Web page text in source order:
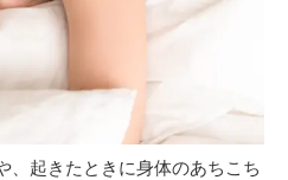
、起きたときに身体のあちこち